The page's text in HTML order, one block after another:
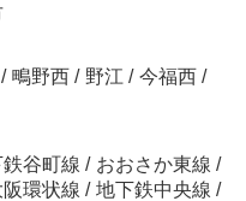
/ 鴫野西 / 野江 / 今福西 /
谷町線 / おおさか東線 /
阪環状線 / 地下鉄中央線 /